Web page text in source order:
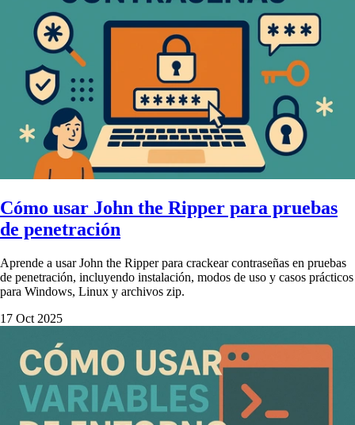
Cómo usar John the Ripper para pruebas
de penetración
Aprende a usar John the Ripper para crackear contraseñas en pruebas
de penetración, incluyendo instalación, modos de uso y casos prácticos
para Windows, Linux y archivos zip.
17 Oct 2025